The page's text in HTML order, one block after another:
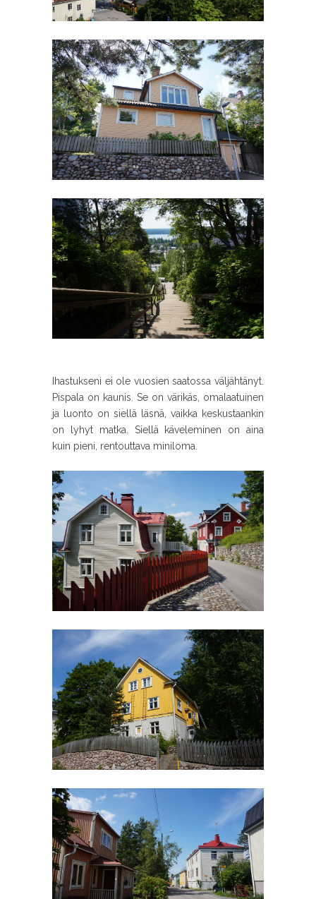
Ihastukseni ei ole vuosien saatossa väljähtänyt.
Pispala on kaunis. Se on värikäs, omalaatuinen
ja luonto on siellä läsnä, vaikka keskustaankin
on lyhyt matka. Siellä käveleminen on aina
kuin pieni, rentouttava miniloma.